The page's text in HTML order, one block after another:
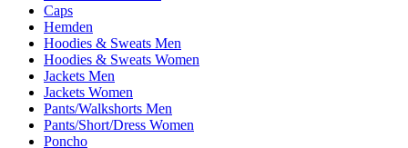
Caps
Hemden
Hoodies & Sweats Men
Hoodies & Sweats Women
Jackets Men
Jackets Women
Pants/Walkshorts Men
Pants/Short/Dress Women
Poncho